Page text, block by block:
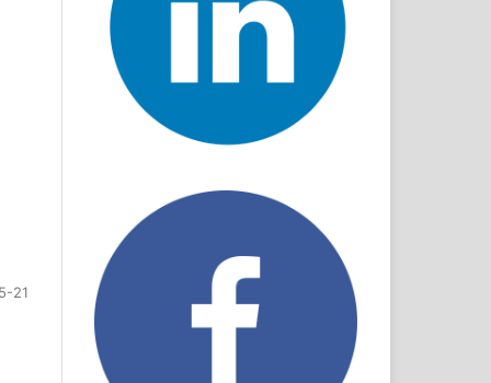
21